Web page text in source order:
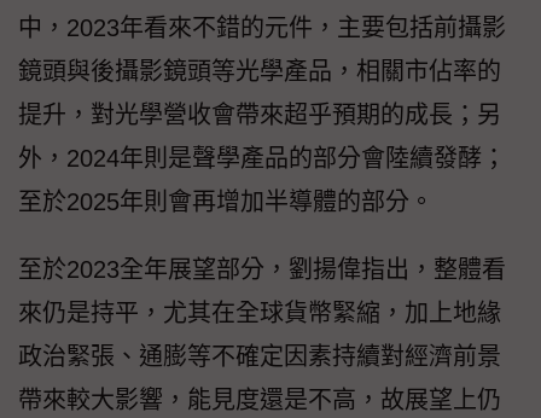
中，2023年看來不錯的元件，主要包括前攝影
鏡頭與後攝影鏡頭等光學產品，相關市佔率的
提升，對光學營收會帶來超乎預期的成長；另
外，2024年則是聲學產品的部分會陸續發酵；
至於2025年則會再增加半導體的部分。
至於2023全年展望部分，劉揚偉指出，整體看
來仍是持平，尤其在全球貨幣緊縮，加上地緣
政治緊張、通膨等不確定因素持續對經濟前景
帶來較大影響，能見度還是不高，故展望上仍